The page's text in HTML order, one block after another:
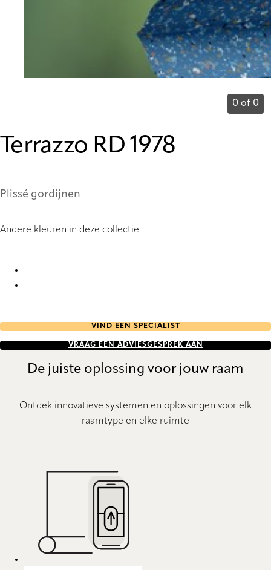
0 of 0
Terrazzo RD 1978
Plissé gordijnen
Andere kleuren in deze collectie
VIND EEN SPECIALIST
VRAAG EEN ADVIESGESPREK AAN
De juiste oplossing voor jouw raam
Ontdek innovatieve systemen en oplossingen voor elk
raamtype en elke ruimte